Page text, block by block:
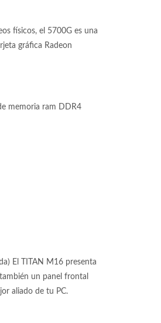
físicos, el 5700G es una
gráfica Radeon
memoria ram DDR4
El TITAN M16 presenta
un panel frontal
aliado de tu PC.